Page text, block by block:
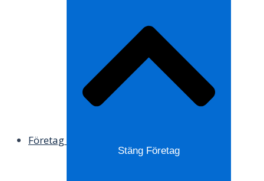
Företag
Stäng Företag